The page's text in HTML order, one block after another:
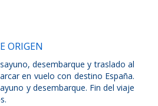
ORIGEN
desembarque y traslado al
en vuelo con destino España.
y desembarque. Fin del viaje